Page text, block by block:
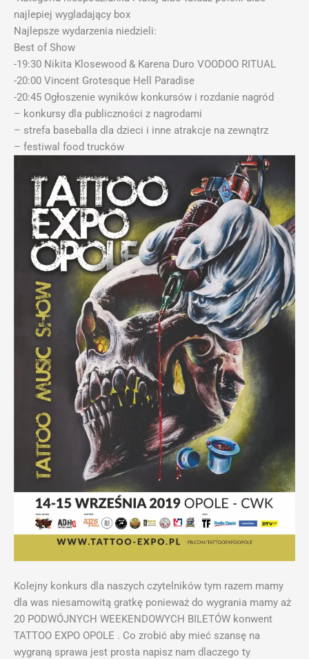
najlepiej wygladający box
Najlepsze wydarzenia niedzieli:
Best of Show
-19:30 Nikita Klosewood & Karena Duro VOODOO RITUAL
-20:00 Vincent Grotesque Hell Paradise
-20:45 Ogłoszenie wyników konkursów i rozdanie nagród
– konkursy dla publiczności z nagrodami
– strefa baseballa dla dzieci i inne atrakcje na zewnątrz
– festiwal food trucków
Kolejny konkurs dla naszych czytelników tym razem mamy
dla was niesamowitą gratkę ponieważ do wygrania mamy aż
20 PODWÓJNYCH WEEKENDOWYCH BILETÓW konwent
TATTOO EXPO OPOLE . Co zrobić aby mieć szansę na
wygraną sprawa jest prosta napisz nam dlaczego ty